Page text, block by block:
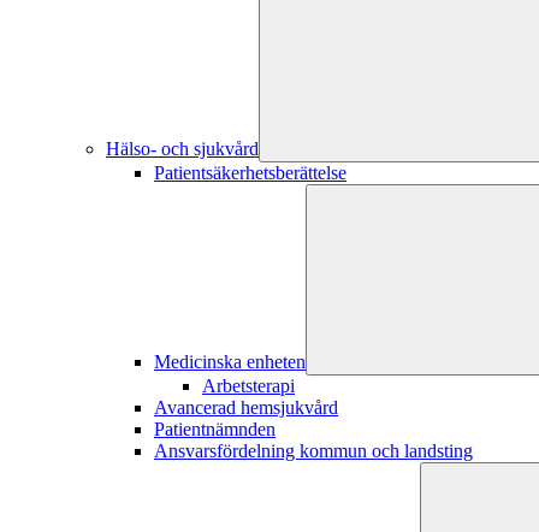
Hälso- och sjukvård
Patientsäkerhetsberättelse
Medicinska enheten
Arbetsterapi
Avancerad hemsjukvård
Patientnämnden
Ansvarsfördelning kommun och landsting